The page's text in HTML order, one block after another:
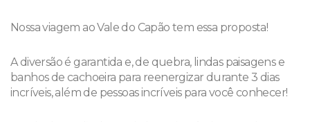
Nossa viagem ao Vale do Capão tem essa proposta!
A diversão é garantida e, de quebra, lindas paisagens e
banhos de cachoeira para reenergizar durante 3 dias
incríveis, além de pessoas incríveis para você conhecer!